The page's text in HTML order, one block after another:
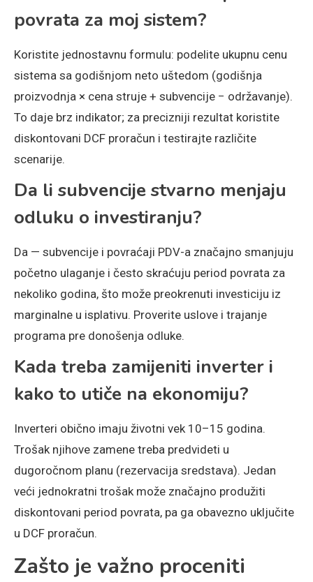
povrata za moj sistem?
Koristite jednostavnu formulu: podelite ukupnu cenu
sistema sa godišnjom neto uštedom (godišnja
proizvodnja × cena struje + subvencije − održavanje).
To daje brz indikator; za precizniji rezultat koristite
diskontovani DCF proračun i testirajte različite
scenarije.
Da li subvencije stvarno menjaju
odluku o investiranju?
Da — subvencije i povraćaji PDV-a značajno smanjuju
početno ulaganje i često skraćuju period povrata za
nekoliko godina, što može preokrenuti investiciju iz
marginalne u isplativu. Proverite uslove i trajanje
programa pre donošenja odluke.
Kada treba zamijeniti inverter i
kako to utiče na ekonomiju?
Inverteri obično imaju životni vek 10–15 godina.
Trošak njihove zamene treba predvideti u
dugoročnom planu (rezervacija sredstava). Jedan
veći jednokratni trošak može značajno produžiti
diskontovani period povrata, pa ga obavezno uključite
u DCF proračun.
Zašto je važno proceniti